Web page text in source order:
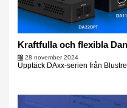
Kraftfulla och flexibla
28 november 2024
Upptäck DAxx-serien från